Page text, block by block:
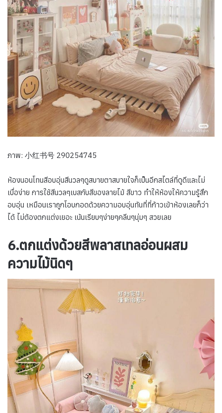
ภาพ: 小红书号 290254745
ห้องนอนโทนสีอบอุ่นสีนวลๆดูสบายตาสบายใจก็เป็นอีกสไตล์ที่ดูดีและไม่
เบื่อง่าย การใช้สีนวลๆเบสกับสีของลายไม้ สีขาว ทำให้ห้องให้ความรู้สึก
อบอุ่น เหมือนเราถูกโอบกอดด้วยความอบอุ่นทันที่ที่ก้าวเข้าห้องเลยก็ว่า
ได้ ไม่ต้องตกแต่งเยอะ เน้นเรียบๆง่ายๆคลีนๆนุ่มๆ สวยเลย
6.ตกแต่งด้วยสีพลาสเทลอ่อนผสม
ความไม้นิดๆ